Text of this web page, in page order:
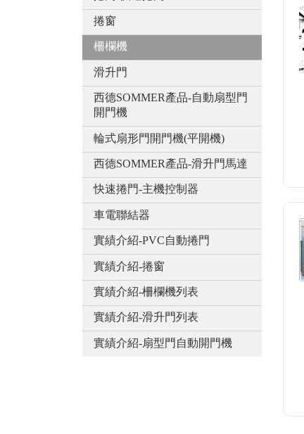
捲窗
柵欄機
滑升門
西德SOMMER產品-自動扇型門
開門機
輪式扇形門開門機(平開機)
西德SOMMER產品-滑升門馬達
快速捲門-主機控制器
車電聯結器
實績介紹-PVC自動捲門
實績介紹-捲窗
實績介紹-柵欄機列表
實績介紹-滑升門列表
實績介紹-扇型門自動開門機